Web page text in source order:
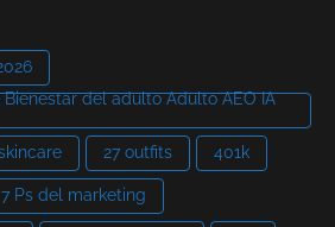
del adulto Adulto AEO IA
27 outfits 401k
7 Ps del marketing